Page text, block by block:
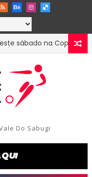
na Copa do
Do Sabugi